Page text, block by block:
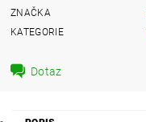
ZNAČKA
KATEGORIE
Dotaz